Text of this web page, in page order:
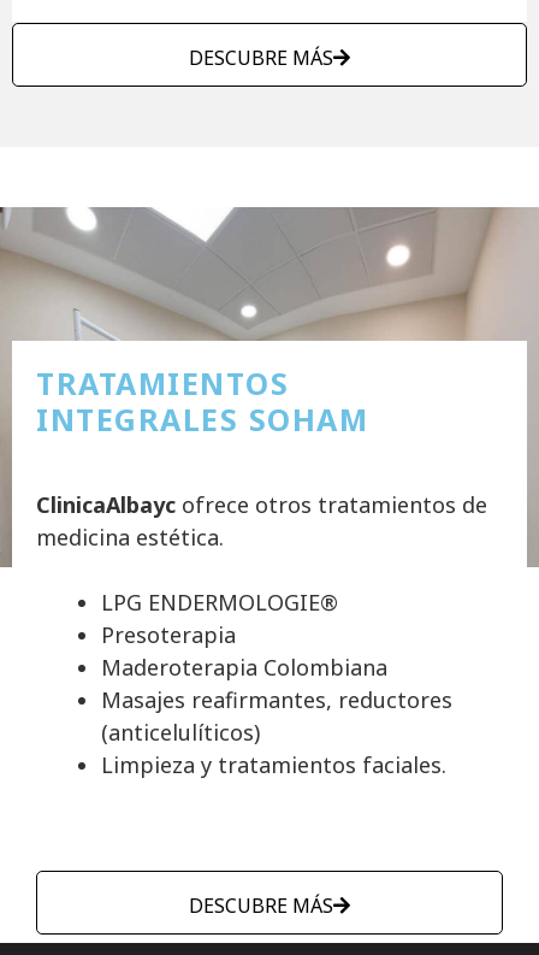
DESCUBRE MÁS
TRATAMIENTOS
INTEGRALES SOHAM
ClinicaAlbayc ofrece otros tratamientos de
medicina estética.
LPG ENDERMOLOGIE®
Presoterapia
Maderoterapia Colombiana
Masajes reafirmantes, reductores
(anticelulíticos)
Limpieza y tratamientos faciales.
DESCUBRE MÁS